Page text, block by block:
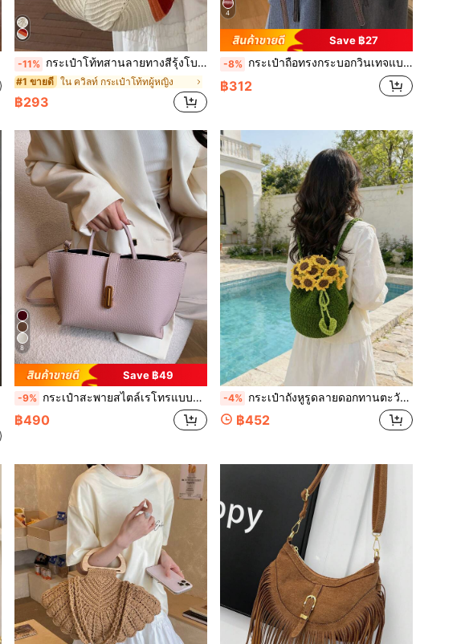
-11% กระเป๋าโท้ทสานลายทางสีรุ้งโบฮีเมียน, ดีไซน์บล็อกสีรูปตัว V, กระเป๋าสะพายข้างลำลองสำหรับวันหยุด, กระเป๋าถือสานความจุขนาดใหญ่, กระเป๋าชายหาดสำหรับเดินทาง, กระเป๋าสะพายไหล่แฟชั่นสำหรับช้อปปิ้ง
#1 ขายดี ใน ควิลท์ กระเป๋าโท้ทผู้หญิง
฿293
4
Save ฿27
-8% กระเป๋าถือทรงกระบอกวินเทจแบบด้าน, กระเป๋าสะพายไหล่ใต้แขนสำหรับเดินทางแฟชั่นหรูหรามาใหม่พร้อมช่องใส่โทรศัพท์และเหรียญสำหรับผู้หญิง
฿312
8
Save ฿49
-9% กระเป๋าสะพายสไตล์เรโทรแบบมือถือ สำหรับผู้หญิง ปี 2024 ใหม่ กระเป๋าสะพายไหล่และสะพายข้าง
฿490
-4% กระเป๋าถังหูรูดลายดอกทานตะวันถักโครเชต์ทำมือ, กระเป๋าเป้สะพายหลังทอผ้าสไตล์ชนบท, ของขวัญสร้างสรรค์สำหรับแฟนหรือเพื่อนสนิท
฿452